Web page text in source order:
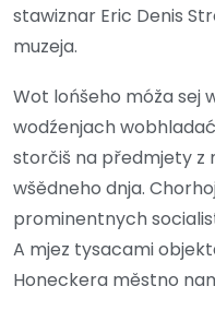
stawiznar Eric Denis
muzeja.
Wot lońšeho móža sej
wodźenjach
storčiš na předmjety z
wšědneho dnja.
prominentnych
A mjez tysacami
Honeckera městno